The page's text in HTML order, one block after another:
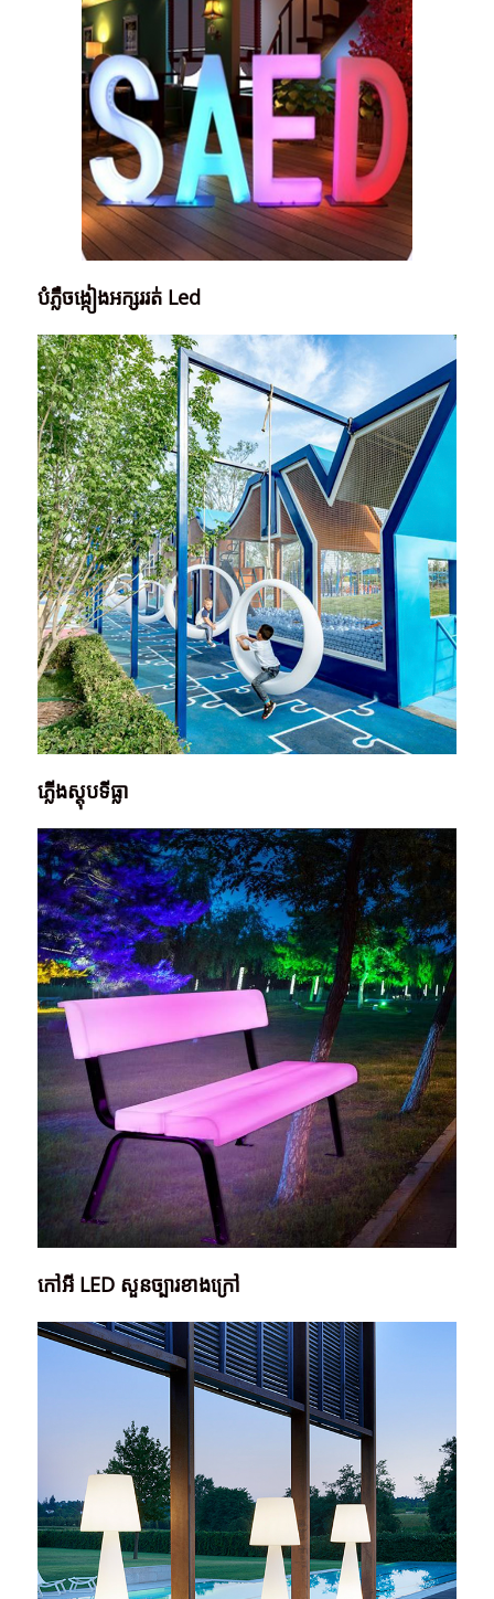
បំភ្លឺចង្កៀងអក្សររត់ Led
ភ្លើងស្តុបទីធ្លា
កៅអី LED សួនច្បារខាងក្រៅ